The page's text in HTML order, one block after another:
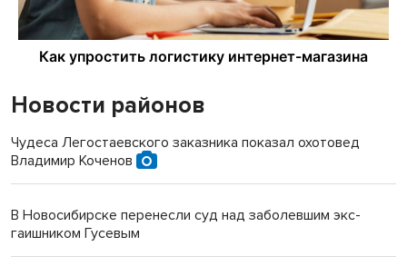
Новости районов
Чудеса Легостаевского заказника показал охотовед
Владимир Коченов
В Новосибирске перенесли суд над заболевшим экс-
гаишником Гусевым